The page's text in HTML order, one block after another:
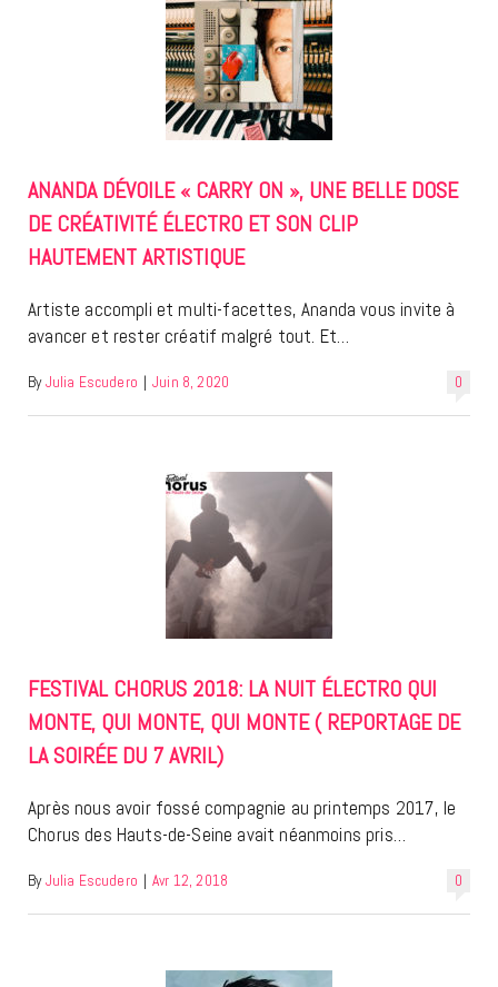
ANANDA DÉVOILE « CARRY ON », UNE BELLE DOSE
DE CRÉATIVITÉ ÉLECTRO ET SON CLIP
HAUTEMENT ARTISTIQUE
Artiste accompli et multi-facettes, Ananda vous invite à
avancer et rester créatif malgré tout. Et…
0
By Julia Escudero | Juin 8, 2020
FESTIVAL CHORUS 2018: LA NUIT ÉLECTRO QUI
MONTE, QUI MONTE, QUI MONTE ( REPORTAGE DE
LA SOIRÉE DU 7 AVRIL)
Après nous avoir fossé compagnie au printemps 2017, le
Chorus des Hauts-de-Seine avait néanmoins pris…
0
By Julia Escudero | Avr 12, 2018